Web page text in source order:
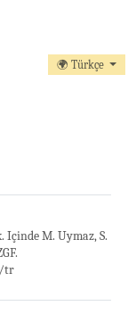
🌍 Türkçe
Içinde M. Uymaz, S.
tr